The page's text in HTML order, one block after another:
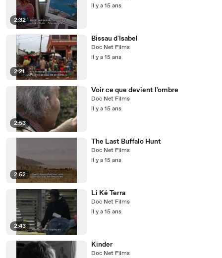
2:32
il y a 15 ans
2:21
Bissau d'Isabel
Doc Net Films
il y a 15 ans
2:53
Voir ce que devient l'ombre
Doc Net Films
il y a 15 ans
2:52
The Last Buffalo Hunt
Doc Net Films
il y a 15 ans
2:43
Li Ké Terra
Doc Net Films
il y a 15 ans
Kinder
Doc Net Films